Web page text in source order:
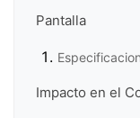
Pantalla
Impacto en el